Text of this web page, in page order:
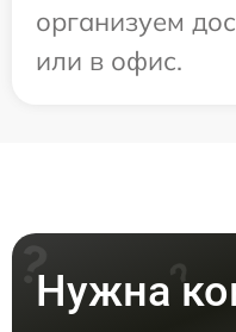
организуем
или в офис.
Нужна